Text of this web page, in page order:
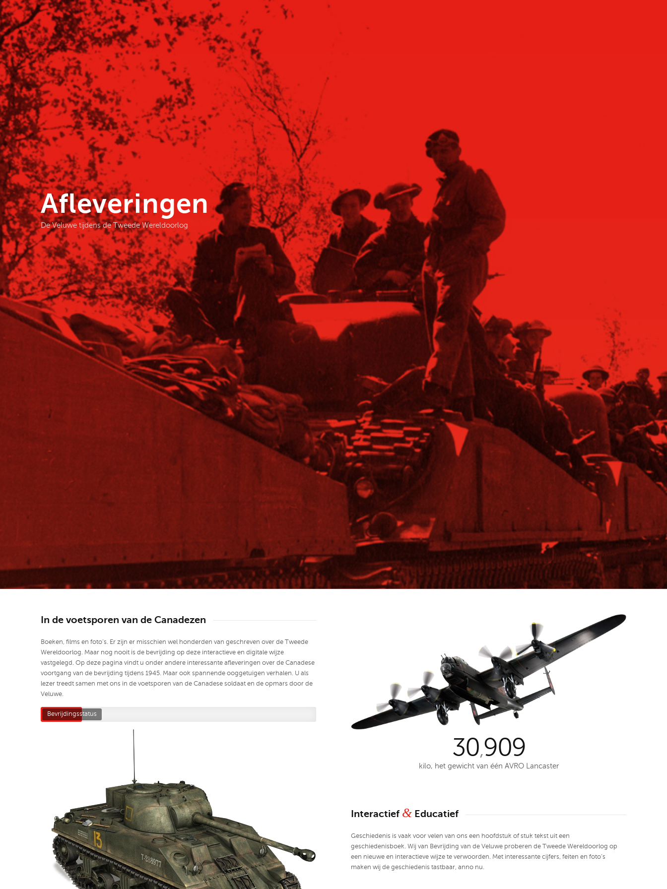
Afleveringen
De Veluwe tijdens de Tweede Wereldoorlog
In de voetsporen van de Canadezen
Boeken, films en foto’s. Er zijn er misschien wel honderden van geschreven over de Tweede
Wereldoorlog. Maar nog nooit is de bevrijding op deze interactieve en digitale wijze
vastgelegd. Op deze pagina vindt u onder andere interessante afleveringen over de Canadese
voortgang van de bevrijding tijdens 1945. Maar ook spannende ooggetuigen verhalen. U als
lezer treedt samen met ons in de voetsporen van de Canadese soldaat en de opmars door de
Veluwe.
Bevrijdingsstatus
30,909
kilo, het gewicht van één AVRO Lancaster
Interactief & Educatief
Geschiedenis is vaak voor velen van ons een hoofdstuk of stuk tekst uit een
geschiedenisboek. Wij van Bevrijding van de Veluwe proberen de Tweede Wereldoorlog op
een nieuwe en interactieve wijze te verwoorden. Met interessante cijfers, feiten en foto’s
maken wij de geschiedenis tastbaar, anno nu.